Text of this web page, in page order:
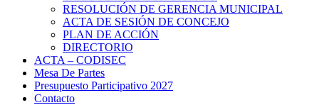
RESOLUCIÓN DE GERENCIA MUNICIPAL
ACTA DE SESIÓN DE CONCEJO
PLAN DE ACCIÓN
DIRECTORIO
ACTA – CODISEC
Mesa De Partes
Presupuesto Participativo 2027
Contacto